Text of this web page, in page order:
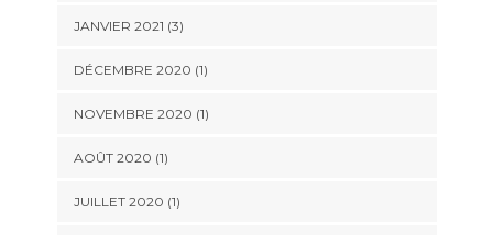
JANVIER 2021 (3)
DÉCEMBRE 2020 (1)
NOVEMBRE 2020 (1)
AOÛT 2020 (1)
JUILLET 2020 (1)